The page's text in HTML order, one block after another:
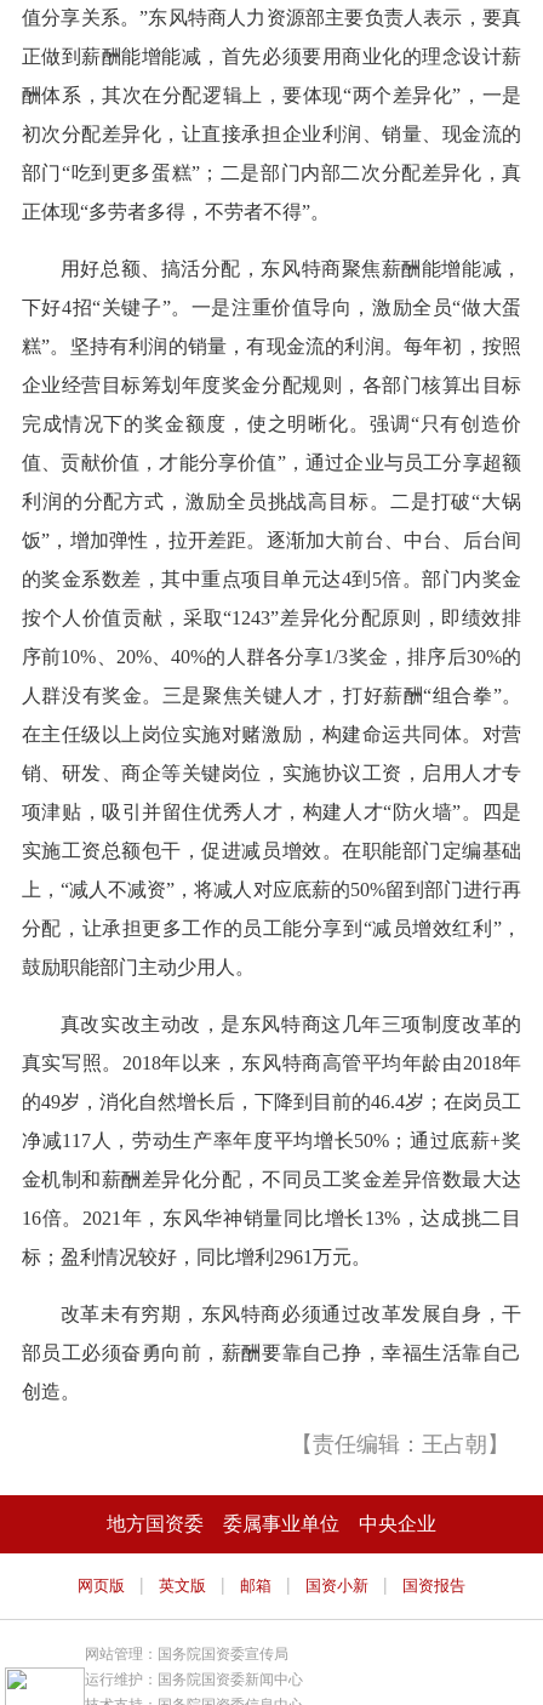
值分享关系。”东风特商人力资源部主要负责人表示，要真
正做到薪酬能增能减，首先必须要用商业化的理念设计薪
酬体系，其次在分配逻辑上，要体现“两个差异化”，一是
初次分配差异化，让直接承担企业利润、销量、现金流的
部门“吃到更多蛋糕”；二是部门内部二次分配差异化，真
正体现“多劳者多得，不劳者不得”。
用好总额、搞活分配，东风特商聚焦薪酬能增能减，
下好4招“关键子”。一是注重价值导向，激励全员“做大蛋
糕”。坚持有利润的销量，有现金流的利润。每年初，按照
企业经营目标筹划年度奖金分配规则，各部门核算出目标
完成情况下的奖金额度，使之明晰化。强调“只有创造价
值、贡献价值，才能分享价值”，通过企业与员工分享超额
利润的分配方式，激励全员挑战高目标。二是打破“大锅
饭”，增加弹性，拉开差距。逐渐加大前台、中台、后台间
的奖金系数差，其中重点项目单元达4到5倍。部门内奖金
按个人价值贡献，采取“1243”差异化分配原则，即绩效排
序前10%、20%、40%的人群各分享1/3奖金，排序后30%的
人群没有奖金。三是聚焦关键人才，打好薪酬“组合拳”。
在主任级以上岗位实施对赌激励，构建命运共同体。对营
销、研发、商企等关键岗位，实施协议工资，启用人才专
项津贴，吸引并留住优秀人才，构建人才“防火墙”。四是
实施工资总额包干，促进减员增效。在职能部门定编基础
上，“减人不减资”，将减人对应底薪的50%留到部门进行再
分配，让承担更多工作的员工能分享到“减员增效红利”，
鼓励职能部门主动少用人。
真改实改主动改，是东风特商这几年三项制度改革的
真实写照。2018年以来，东风特商高管平均年龄由2018年
的49岁，消化自然增长后，下降到目前的46.4岁；在岗员工
净减117人，劳动生产率年度平均增长50%；通过底薪+奖
金机制和薪酬差异化分配，不同员工奖金差异倍数最大达
16倍。2021年，东风华神销量同比增长13%，达成挑二目
标；盈利情况较好，同比增利2961万元。
改革未有穷期，东风特商必须通过改革发展自身，干
部员工必须奋勇向前，薪酬要靠自己挣，幸福生活靠自己
创造。
【责任编辑：王占朝】
地方国资委 委属事业单位 中央企业
网页版 | 英文版 | 邮箱 | 国资小新 | 国资报告
网站管理：国务院国资委宣传局
运行维护：国务院国资委新闻中心